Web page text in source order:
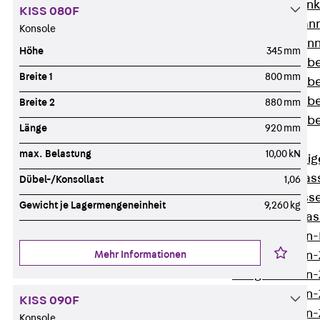
WL
WPR
WLR
Steigetrassen
Zurück
STU
ST
LGG
KISS 080F
Konsole
Höhe 345 mm
Breite 1 800 mm
Breite 2 880 mm
Länge 920 mm
max. Belastung 10,00 kN
Dübel-/Konsollast 1,06
Gewicht je Lagermengeneinheit 9,260 kg
Mehr Informationen
KISS 090F